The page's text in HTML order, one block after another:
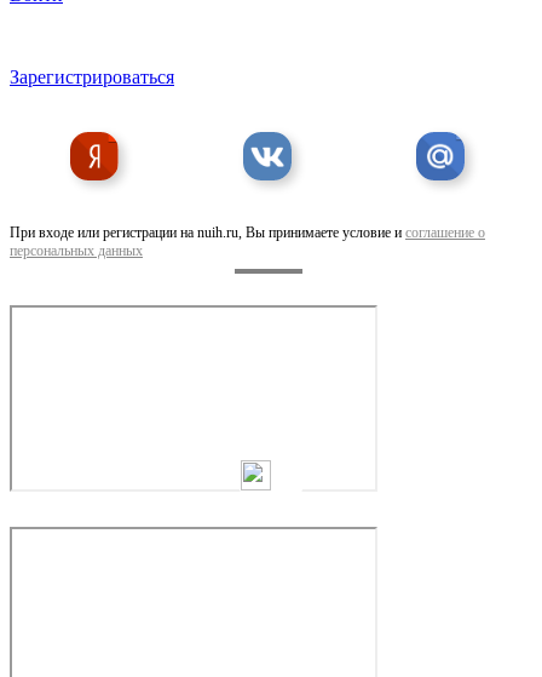
Зарегистрироваться
При входе или регистрации на nuih.ru, Вы принимаете условие и соглашение о
персональных данных